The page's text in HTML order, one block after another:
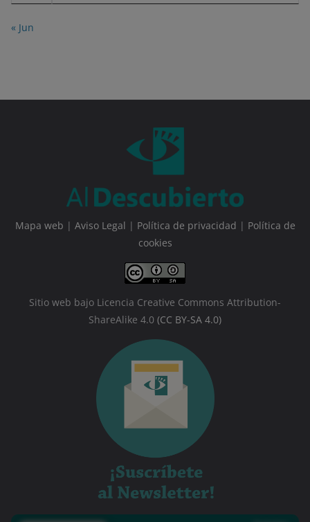
« Jun
Mapa web | Aviso Legal | Política de privacidad | Política de
cookies
Sitio web bajo Licencia Creative Commons Attribution-
ShareAlike 4.0 (CC BY-SA 4.0)